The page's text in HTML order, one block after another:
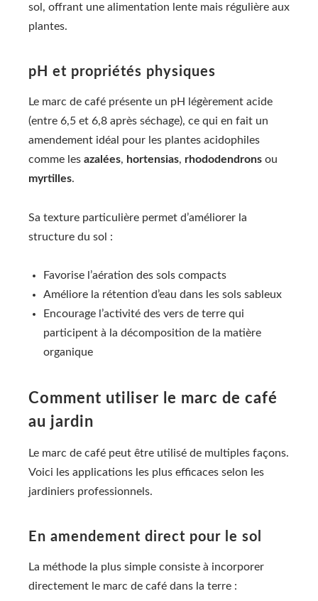
sol, offrant une alimentation lente mais régulière aux
plantes.
pH et propriétés physiques
Le marc de café présente un pH légèrement acide
(entre 6,5 et 6,8 après séchage), ce qui en fait un
amendement idéal pour les plantes acidophiles
comme les azalées, hortensias, rhododendrons ou
myrtilles.
Sa texture particulière permet d’améliorer la
structure du sol :
Favorise l’aération des sols compacts
Améliore la rétention d’eau dans les sols sableux
Encourage l’activité des vers de terre qui
participent à la décomposition de la matière
organique
Comment utiliser le marc de café
au jardin
Le marc de café peut être utilisé de multiples façons.
Voici les applications les plus efficaces selon les
jardiniers professionnels.
En amendement direct pour le sol
La méthode la plus simple consiste à incorporer
directement le marc de café dans la terre :